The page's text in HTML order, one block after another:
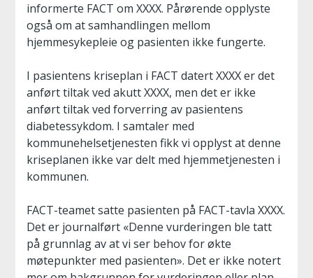
informerte FACT om XXXX. Pårørende opplyste
også om at samhandlingen mellom
hjemmesykepleie og pasienten ikke fungerte.
I pasientens kriseplan i FACT datert XXXX er det
anført tiltak ved akutt XXXX, men det er ikke
anført tiltak ved forverring av pasientens
diabetessykdom. I samtaler med
kommunehelsetjenesten fikk vi opplyst at denne
kriseplanen ikke var delt med hjemmetjenesten i
kommunen.
FACT-teamet satte pasienten på FACT-tavla XXXX.
Det er journalført «Denne vurderingen ble tatt
på grunnlag av at vi ser behov for økte
møtepunkter med pasienten». Det er ikke notert